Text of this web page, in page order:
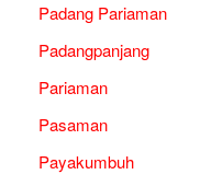
Padang Pariaman
Padangpanjang
Pariaman
Pasaman
Payakumbuh